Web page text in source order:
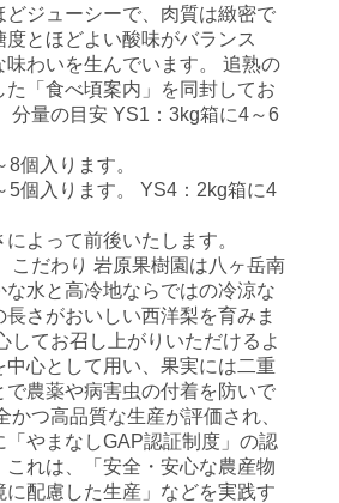
どジューシーで、肉質は緻密で
とほどよい酸味がバランス
味わいを生んでいます。 追熟の
た「食べ頃案内」を同封してお
分量の目安 YS1：3kg箱に4～6
8個 入ります。
5個 入ります。YS4：2kg箱に4
よって前後いたします。
こだわり 岩原果樹園は八ヶ岳南
な水と高冷地ならではの冷涼な
さがおいしい西洋梨を育みま
してお召し上がりいただけるよ
中心として用い、果実には二重
で農薬や病害虫の付着を防いで
かつ高品質な生産が評価され、
「やまなしGAP認証制度」の認
これは、「安全・安心な農産物
に配慮した生産」などを実践す